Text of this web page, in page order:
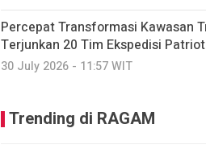
Percepat Transformasi Kawasan
Terjunkan 20 Tim Ekspedisi
30 July 2026 - 11:57 WIT
Trending di RAGAM